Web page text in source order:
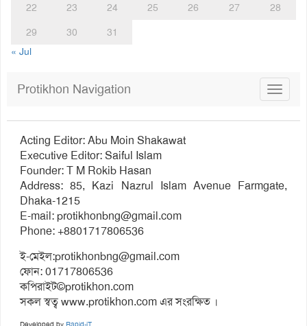
22
23 24 25 26 27
28
29
30
31
« Jul
Toggle
Protikhon Navigation
Acting Editor: Abu Moin Shakawat
Executive Editor: Saiful Islam
Founder: T M Rokib Hasan
Address: 85, Kazi Nazrul Islam Avenue Farmgate,
Dhaka-1215
E-mail:protikhonbng@gmail.com
Phone: +8801717806536
ই-মেইল:protikhonbng@gmail.com
ফোন: 01717806536
কপিরাইট©protikhon.com
সকল স্বত্ব www.protikhon.com এর সংরক্ষিত ।